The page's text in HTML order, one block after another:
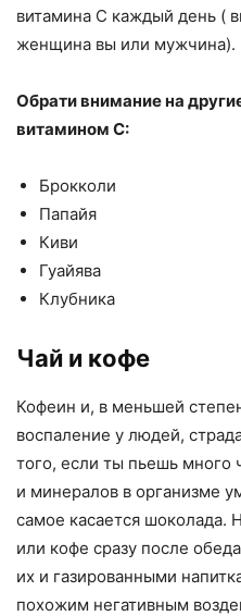
витамина С каждый день (
женщина вы или мужчина).
Обрати внимание на
витамином С:
Брокколи
Папайя
Киви
Гуайява
Клубника
Чай и кофе
Кофеин и, в меньшей
воспаление у людей,
того, если ты пьешь много
и минералов в организме
самое касается шоколада.
или кофе сразу после
их и газированными
похожим негативным